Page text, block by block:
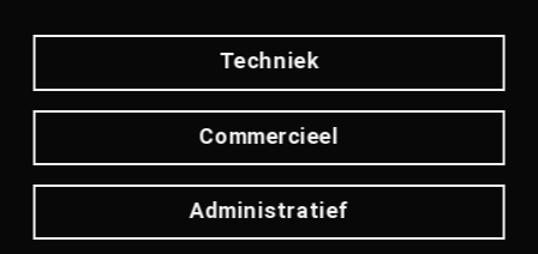
Techniek
Commercieel
Administratief